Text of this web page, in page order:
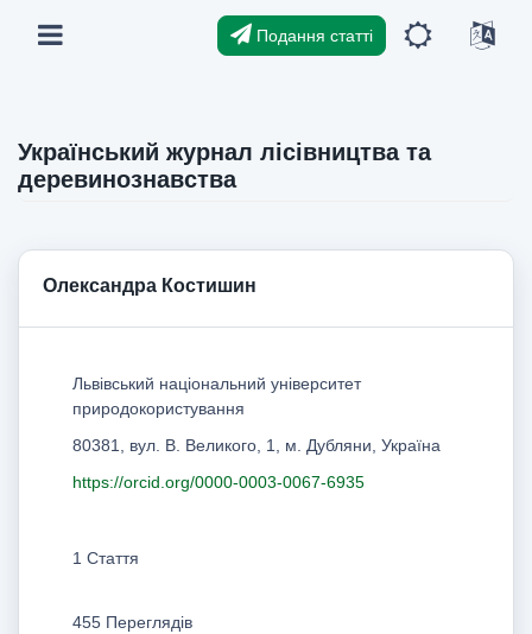
Подання статті
Український журнал лісівництва та
деревинознавства
Олександра Костишин
Львівський національний університет
природокористування
80381, вул. В. Великого, 1, м. Дубляни, Україна
https://orcid.org/0000-0003-0067-6935
1 Стаття
455 Переглядів